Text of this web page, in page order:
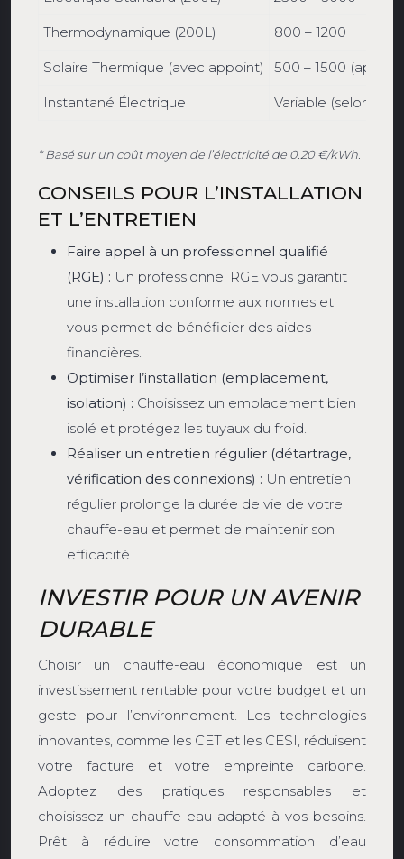
Thermodynamique (200L) 800 – 1200
Solaire Thermique (avec appoint) 500 – 1500
Instantané Électrique Variable (selon
* Basé sur un coût moyen de l’électricité de 0.20 €/kWh.
CONSEILS POUR L’INSTALLATION
ET L’ENTRETIEN
Faire appel à un professionnel qualifié
(RGE) : Un professionnel RGE vous garantit
une installation conforme aux normes et
vous permet de bénéficier des aides
financières.
Optimiser l’installation (emplacement,
isolation) : Choisissez un emplacement bien
isolé et protégez les tuyaux du froid.
Réaliser un entretien régulier (détartrage,
vérification des connexions) : Un entretien
régulier prolonge la durée de vie de votre
chauffe-eau et permet de maintenir son
efficacité.
INVESTIR POUR UN AVENIR
DURABLE
Choisir un chauffe-eau économique est un
investissement rentable pour votre budget et un
geste pour l’environnement. Les technologies
innovantes, comme les CET et les CESI, réduisent
votre facture et votre empreinte carbone.
Adoptez des pratiques responsables et
choisissez un chauffe-eau adapté à vos besoins.
Prêt à réduire votre consommation d’eau